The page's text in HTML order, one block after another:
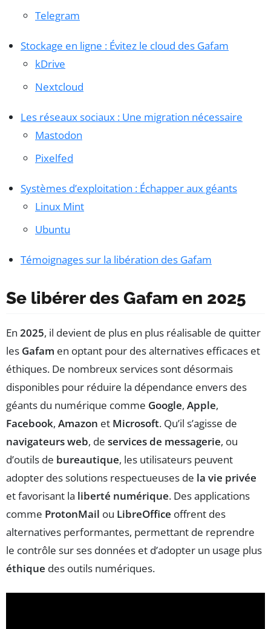
Telegram
Stockage en ligne : Évitez le cloud des Gafam
kDrive
Nextcloud
Les réseaux sociaux : Une migration nécessaire
Mastodon
Pixelfed
Systèmes d’exploitation : Échapper aux géants
Linux Mint
Ubuntu
Témoignages sur la libération des Gafam
Se libérer des Gafam en 2025
En 2025, il devient de plus en plus réalisable de quitter
les Gafam en optant pour des alternatives efficaces et
éthiques. De nombreux services sont désormais
disponibles pour réduire la dépendance envers des
géants du numérique comme Google, Apple,
Facebook, Amazon et Microsoft. Qu’il s’agisse de
navigateurs web, de services de messagerie, ou
d’outils de bureautique, les utilisateurs peuvent
adopter des solutions respectueuses de la vie privée
et favorisant la liberté numérique. Des applications
comme ProtonMail ou LibreOffice offrent des
alternatives performantes, permettant de reprendre
le contrôle sur ses données et d’adopter un usage plus
éthique des outils numériques.